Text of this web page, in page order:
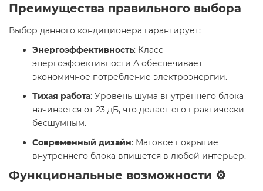
Преимущества правильного выбора
Выбор данного кондиционера гарантирует:​
Энергоэффективность: Класс
энергоэффективности A обеспечивает
экономичное потребление электроэнергии.
Тихая работа: Уровень шума внутреннего блока
начинается от 23 дБ, что делает его практически
бесшумным.
Современный дизайн: Матовое покрытие
внутреннего блока впишется в любой интерьер.
Функциональные возможности ⚙️